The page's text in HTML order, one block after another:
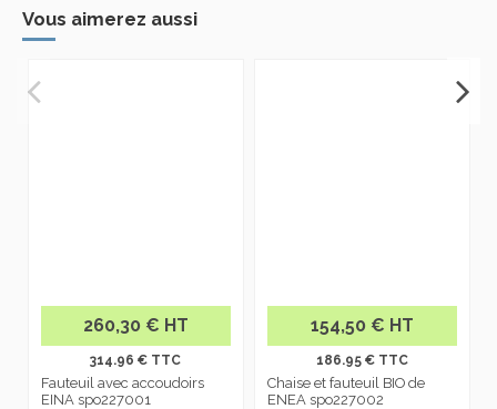
Vous aimerez aussi
260,30 € HT
314.96 € TTC
Fauteuil avec accoudoirs
EINA spo227001
154,50 € HT
186.95 € TTC
Chaise et fauteuil BIO de
ENEA spo227002